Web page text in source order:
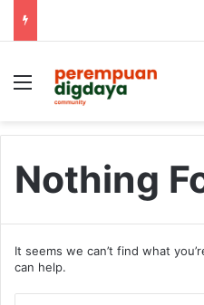
Menu
Nothing
It seems we can’t find what
can help.